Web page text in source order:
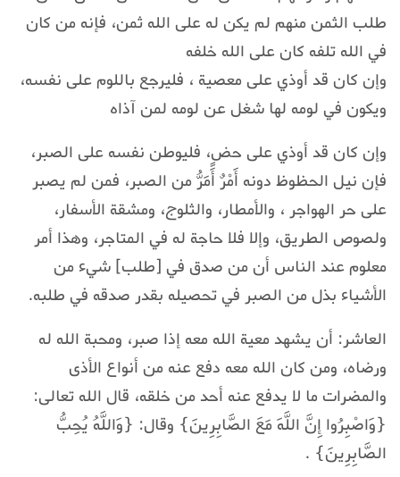
طلب الثمن منهم لم يكن له على الله ثمن، فإنه من كان
في الله تلفه كان على الله خلفه
وإن كان قد أوذي على معصية ، فليرجع باللوم على نفسه،
ويكون في لومه لها شغل عن لومه لمن آذاه
وإن كان قد أوذي على حضٍ، فليوطن نفسه على الصبر،
فإن نيل الحظوظ دونه أَمْرٌ أَمَرُّ من الصبر، فمن لم يصبر
على حر الهواجر ، والأمطار، والثلوج، ومشقة الأسفار،
ولصوص الطريق، وإلا فلا حاجة له في المتاجر، وهذا أمر
معلوم عند الناس أن من صدق في [طلب] شيء من
الأشياء بذل من الصبر في تحصيله بقدر صدقه في طلبه.
العاشر: أن يشهد معية الله معه إذا صبر، ومحبة الله له
ورضاه، ومن كان الله معه دفع عنه من أنواع الأذى
والمضرات ما لا يدفع عنه أحد من خلقه، قال الله تعالى:
{وَاصْبِرُوا إِنَّ اللَّهَ مَعَ الصَّابِرِينَ} وقال: {وَاللَّهُ يُحِبُّ
الصَّابِرِينَ} .